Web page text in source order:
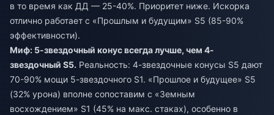
в то время как ДД — 25-40%. Приоритет ниже. Искорка
отлично работает с «Прошлым и будущим» S5 (85-90%
эффективности).
Миф: 5-звездочный конус всегда лучше, чем 4-
звездочный S5. Реальность: 4-звездочные конусы S5 дают
70-90% мощи 5-звездочного S1. «Прошлое и будущее» S5
(32% урона) вполне сопоставим с «Земным
восхождением» S1 (45% на макс. стаках), особенно в